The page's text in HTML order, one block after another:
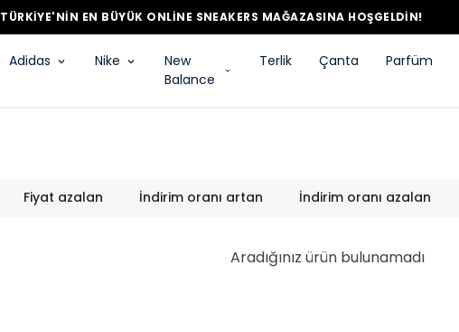
TÜRKİYE'NİN EN BÜYÜK ONLİNE SNEAKERS MAĞAZASINA HOŞGELDİN!
Adidas Nike
New
Balance
Terlik Çanta Parfüm
Fiyat azalan İndirim oranı artan İndirim oranı azalan
Aradığınız ürün bulunamadı